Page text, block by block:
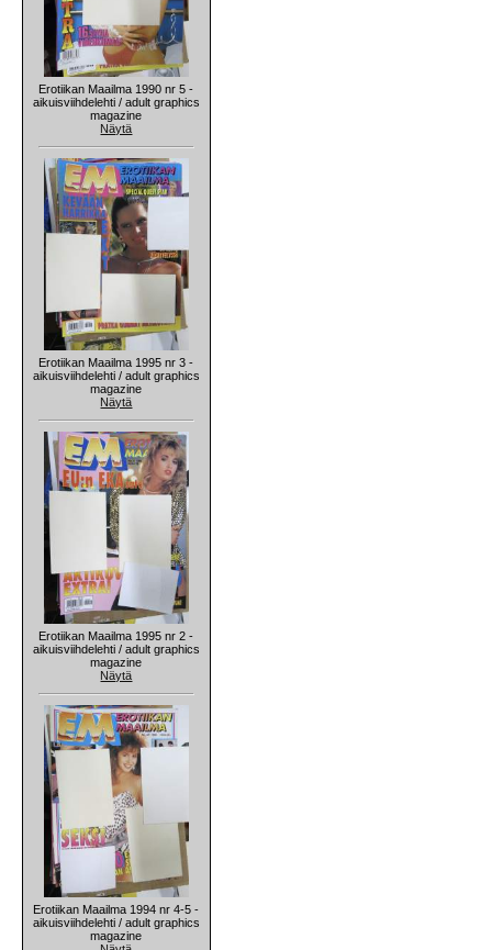
Erotiikan Maailma 1990 nr 5 -
aikuisviihdelehti / adult graphics
magazine
Näytä
Erotiikan Maailma 1995 nr 3 -
aikuisviihdelehti / adult graphics
magazine
Näytä
Erotiikan Maailma 1995 nr 2 -
aikuisviihdelehti / adult graphics
magazine
Näytä
Erotiikan Maailma 1994 nr 4-5 -
aikuisviihdelehti / adult graphics
magazine